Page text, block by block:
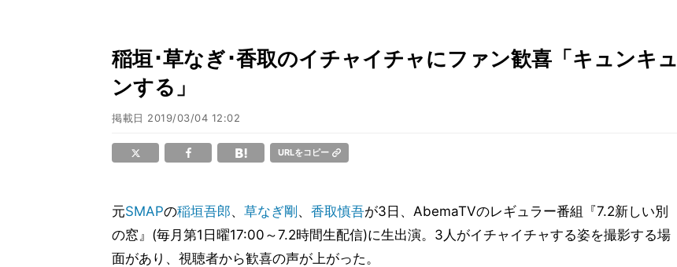
稲垣･草なぎ･香取のイチャイチャにファン歓喜「キュンキュ
ンする」
掲載日 2019/03/04 12:02
URLをコピー
元SMAPの稲垣吾郎、 草なぎ剛 、 香取慎吾が3日、AbemaTVのレギュラー番組『7.2新しい別
の窓』(毎月第1日曜17:00～7.2時間生配信)に生出演。3人がイチャイチャする姿を撮影する場
面があり、視聴者から歓喜の声が上がった。